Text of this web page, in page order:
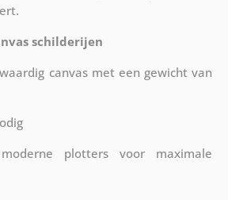
schilderijen
canvas met een gewicht van
plotters voor maximale